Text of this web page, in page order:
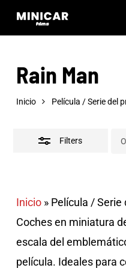
Skip
contentRain Man
Inicio Película / Serie del
Filters
Inicio» Película / Serie
Coches en miniatura
escala del
película. Ideales para